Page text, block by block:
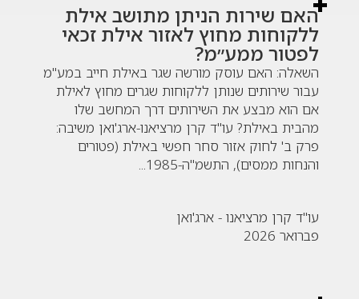
האם שירות הניתן מתושב אילת
ללקוחות מחוץ לאזור אילת זכאי
לפטור ממע״מ?
השאלה: האם עוסק מורשה שגר באילת חייב במע"מ
עבור שירותים שנותן ללקוחות שגרים מחוץ לאילת
אם הוא מבצע את השירותים דרך המחשב שלו
מהבית באילת? עו"ד קרן מרציאנו-ארג'ואן משיבה:
פרק ב' לחוק אזור סחר חפשי באילת (פטורים
והנחות ממסים), התשמ"ה-1985...
עו"ד קרן מרציאנו - ארג'ואן
פברואר 2026